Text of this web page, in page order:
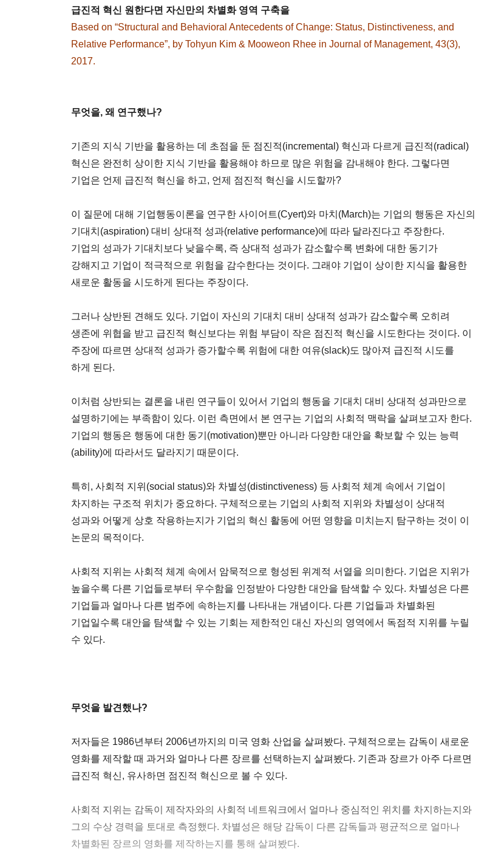
급진적 혁신 원한다면 자신만의 차별화 영역 구축을
Based on “Structural and Behavioral Antecedents of Change: Status, Distinctiveness, and
Relative Performance”, by Tohyun Kim & Mooweon Rhee in Journal of Management, 43(3),
2017.
무엇을, 왜 연구했나?
기존의 지식 기반을 활용하는 데 초점을 둔 점진적(incremental) 혁신과 다르게 급진적(radical)
혁신은 완전히 상이한 지식 기반을 활용해야 하므로 많은 위험을 감내해야 한다. 그렇다면
기업은 언제 급진적 혁신을 하고, 언제 점진적 혁신을 시도할까?
이 질문에 대해 기업행동이론을 연구한 사이어트(Cyert)와 마치(March)는 기업의 행동은 자신의
기대치(aspiration) 대비 상대적 성과(relative performance)에 따라 달라진다고 주장한다.
기업의 성과가 기대치보다 낮을수록, 즉 상대적 성과가 감소할수록 변화에 대한 동기가
강해지고 기업이 적극적으로 위험을 감수한다는 것이다. 그래야 기업이 상이한 지식을 활용한
새로운 활동을 시도하게 된다는 주장이다.
그러나 상반된 견해도 있다. 기업이 자신의 기대치 대비 상대적 성과가 감소할수록 오히려
생존에 위협을 받고 급진적 혁신보다는 위험 부담이 작은 점진적 혁신을 시도한다는 것이다. 이
주장에 따르면 상대적 성과가 증가할수록 위험에 대한 여유(slack)도 많아져 급진적 시도를
하게 된다.
이처럼 상반되는 결론을 내린 연구들이 있어서 기업의 행동을 기대치 대비 상대적 성과만으로
설명하기에는 부족함이 있다. 이런 측면에서 본 연구는 기업의 사회적 맥락을 살펴보고자 한다.
기업의 행동은 행동에 대한 동기(motivation)뿐만 아니라 다양한 대안을 확보할 수 있는 능력
(ability)에 따라서도 달라지기 때문이다.
특히, 사회적 지위(social status)와 차별성(distinctiveness) 등 사회적 체계 속에서 기업이
차지하는 구조적 위치가 중요하다. 구체적으로는 기업의 사회적 지위와 차별성이 상대적
성과와 어떻게 상호 작용하는지가 기업의 혁신 활동에 어떤 영향을 미치는지 탐구하는 것이 이
논문의 목적이다.
사회적 지위는 사회적 체계 속에서 암묵적으로 형성된 위계적 서열을 의미한다. 기업은 지위가
높을수록 다른 기업들로부터 우수함을 인정받아 다양한 대안을 탐색할 수 있다. 차별성은 다른
기업들과 얼마나 다른 범주에 속하는지를 나타내는 개념이다. 다른 기업들과 차별화된
기업일수록 대안을 탐색할 수 있는 기회는 제한적인 대신 자신의 영역에서 독점적 지위를 누릴
수 있다.
무엇을 발견했나?
저자들은 1986년부터 2006년까지의 미국 영화 산업을 살펴봤다. 구체적으로는 감독이 새로운
영화를 제작할 때 과거와 얼마나 다른 장르를 선택하는지 살펴봤다. 기존과 장르가 아주 다르면
급진적 혁신, 유사하면 점진적 혁신으로 볼 수 있다.
사회적 지위는 감독이 제작자와의 사회적 네트워크에서 얼마나 중심적인 위치를 차지하는지와
그의 수상 경력을 토대로 측정했다. 차별성은 해당 감독이 다른 감독들과 평균적으로 얼마나
차별화된 장르의 영화를 제작하는지를 통해 살펴봤다.